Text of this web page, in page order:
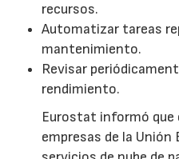
recursos.
Automatizar tareas
mantenimiento.
Revisar
rendimiento.
Eurostat informó que
empresas de la Unión